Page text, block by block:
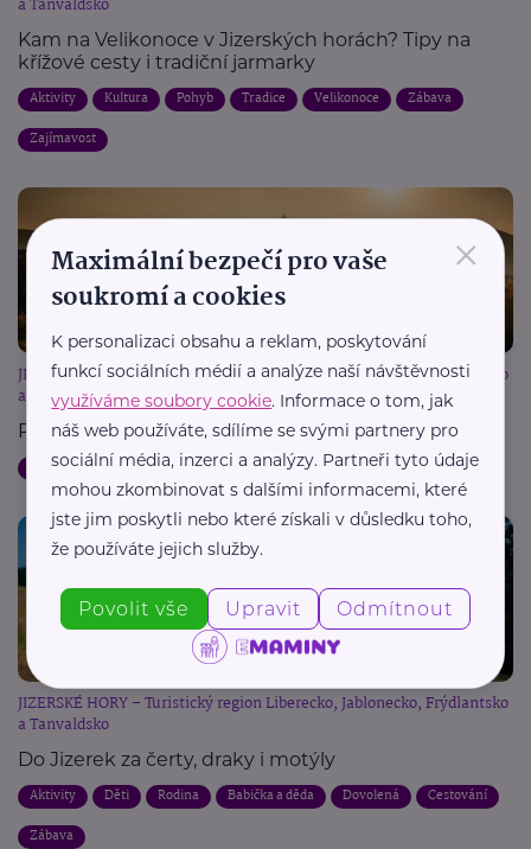
a Tanvaldsko
Kam na Velikonoce v Jizerských horách? Tipy na
křížové cesty i tradiční jarmarky
Aktivity Kultura Pohyb Tradice Velikonoce
Zábava
Zajímavost
JIZERSKÉ HORY – Turistický region Liberecko, Jablonecko, Frýdlantsko
a Tanvaldsko
Podzimní pohoda krok za krokem
Aktivity Cestování Děti Rodina Zajímavost
JIZERSKÉ HORY – Turistický region Liberecko, Jablonecko, Frýdlantsko
a Tanvaldsko
Do Jizerek za čerty, draky i motýly
Aktivity Děti Rodina Babička a děda Dovolená
Cestování
Zábava
×
Maximální bezpečí pro vaše
soukromí a cookies
K personalizaci obsahu a reklam, poskytování
funkcí sociálních médií a analýze naší návštěvnosti
využíváme soubory cookie. Informace o tom, jak
náš web používáte, sdílíme se svými partnery pro
sociální média, inzerci a analýzy. Partneři tyto údaje
mohou zkombinovat s dalšími informacemi, které
jste jim poskytli nebo které získali v důsledku toho,
že používáte jejich služby.
Povolit vše Upravit Odmítnout